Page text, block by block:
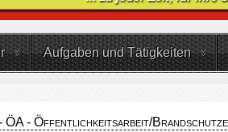
Aufgaben und Tätigkeiten
- Öffentlichkeitsarbeit/